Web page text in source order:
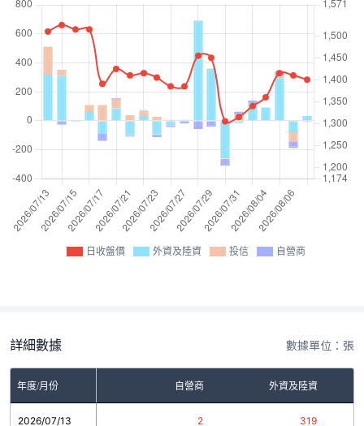
日收盤價 外資及陸資 投信 自營商
詳細數據 數據單位：張
年度/月份 自營商 外資及陸資
2026/07/13 2 319